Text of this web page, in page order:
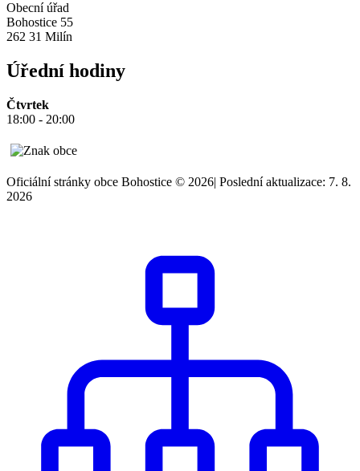
Obecní úřad
Bohostice 55
262 31 Milín
Úřední hodiny
Čtvrtek
18:00 - 20:00
Oficiální stránky obce Bohostice © 2026| Poslední aktualizace: 7. 8.
2026